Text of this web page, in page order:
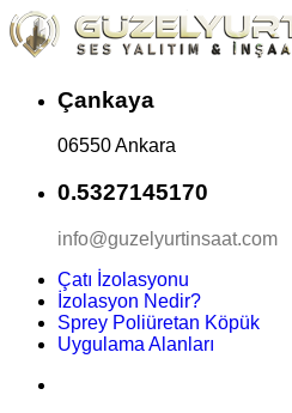
Çankaya
06550 Ankara
0.5327145170
info@guzelyurtinsaat.com
Çatı İzolasyonu
İzolasyon Nedir?
Sprey Poliüretan Köpük
Uygulama Alanları